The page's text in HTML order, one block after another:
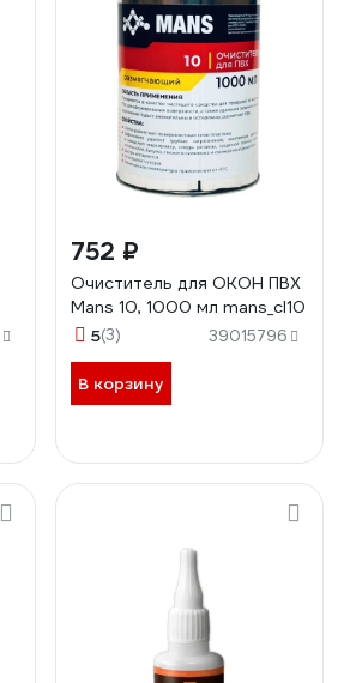
752 ₽
Очиститель для ОКОН ПВХ
Mans 10, 1000 мл mans_cl10
5(3) 39015796
В корзину